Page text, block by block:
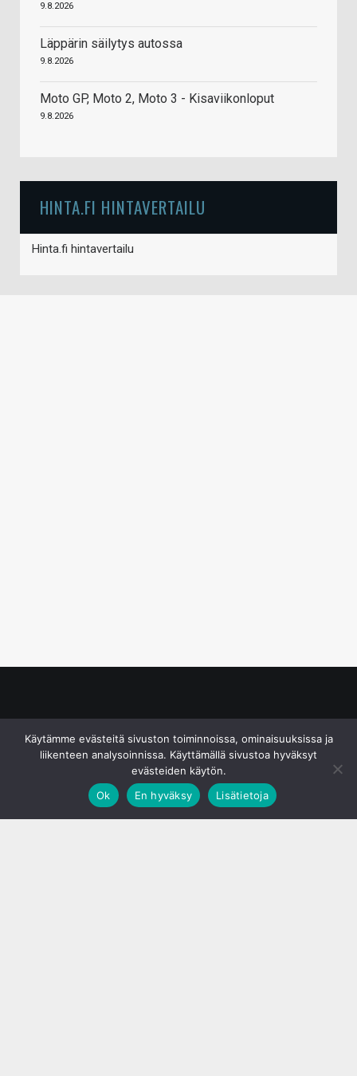
9.8.2026
Läppärin säilytys autossa
9.8.2026
Moto GP, Moto 2, Moto 3 - Kisaviikonloput
9.8.2026
HINTA.FI HINTAVERTAILU
Hinta.fi hintavertailu
Käytämme evästeitä sivuston toiminnoissa, ominaisuuksissa ja
liikenteen analysoinnissa. Käyttämällä sivustoa hyväksyt
evästeiden käytön.
Ok
En hyväksy Lisätietoja